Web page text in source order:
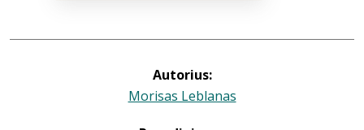
Autorius:
Morisas Leblanas